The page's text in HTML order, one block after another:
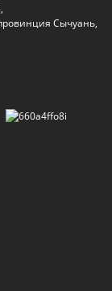
Сычуань,